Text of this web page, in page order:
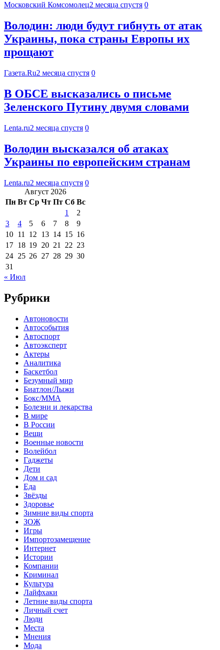
Московский Комсомолец2 месяца спустя 0
Володин: люди будут гибнуть от атак
Украины, пока страны Европы их
прощают
Газета.Ru2 месяца спустя 0
В ОБСЕ высказались о письме
Зеленского Путину двумя словами
Lenta.ru2 месяца спустя 0
Володин высказался об атаках
Украины по европейским странам
Lenta.ru2 месяца спустя 0
Август 2026
Пн Вт Ср Чт Пт Сб Вс
1
2
3
4 5 6 7 8
9
10 11 12 13 14 15 16
17 18 19 20 21 22 23
24 25 26 27 28 29 30
31
« Июл
Рубрики
Автоновости
Автособытия
Автоспорт
Автоэксперт
Актеры
Аналитика
Баскетбол
Безумный мир
Биатлон/Лыжи
Бокс/MMA
Болезни и лекарства
В мире
В России
Вещи
Военные новости
Волейбол
Гаджеты
Дети
Дом и сад
Еда
Звёзды
Здоровье
Зимние виды спорта
ЗОЖ
Игры
Импортозамещение
Интернет
Истории
Компании
Криминал
Культура
Лайфхаки
Летние виды спорта
Личный счет
Люди
Места
Мнения
Мода